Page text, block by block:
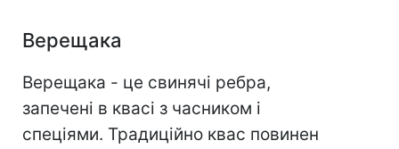
Верещака
Верещака - це свинячі ребра,
запечені в квасі з часником і
спеціями. Традиційно квас повинен